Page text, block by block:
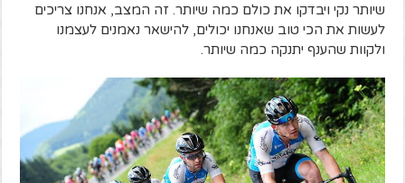
שיותר נקי ויבדקו את כולם כמה שיותר. זה המצב, אנחנו צריכים
לעשות את הכי טוב שאנחנו יכולים, להישאר נאמנים לעצמנו
ולקוות שהענף יתנקה כמה שיותר.